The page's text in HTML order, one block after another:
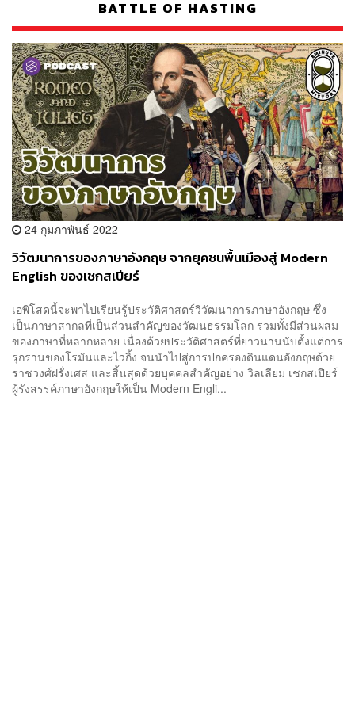
BATTLE OF HASTING
24 กุมภาพันธ์ 2022
วิวัฒนาการของภาษาอังกฤษ จากยุคชนพื้นเมืองสู่ Modern
English ของเชกสเปียร์
เอพิโสดนี้จะพาไปเรียนรู้ประวัติศาสตร์วิวัฒนาการภาษาอังกฤษ ซึ่ง
เป็นภาษาสากลที่เป็นส่วนสำคัญของวัฒนธรรมโลก รวมทั้งมีส่วนผสม
ของภาษาที่หลากหลาย เนื่องด้วยประวัติศาสตร์ที่ยาวนานนับตั้งแต่การ
รุกรานของโรมันและไวกิ้ง จนนำไปสู่การปกครองดินแดนอังกฤษด้วย
ราชวงศ์ฝรั่งเศส และสิ้นสุดด้วยบุคคลสำคัญอย่าง วิลเลียม เชกสเปียร์
ผู้รังสรรค์ภาษาอังกฤษให้เป็น Modern Engli...